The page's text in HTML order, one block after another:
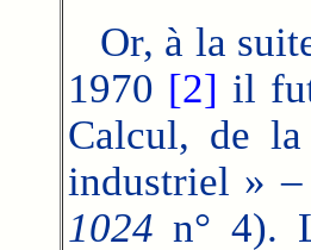
Or, à la
1970 [2] il
Calcul, de
industriel »
1024 n° 4).